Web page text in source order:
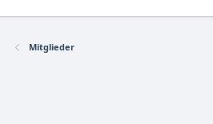
Mitglieder